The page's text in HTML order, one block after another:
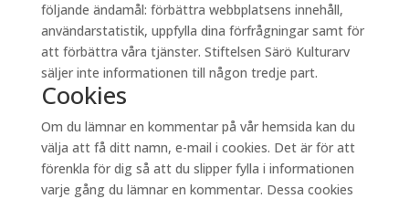
följande ändamål: förbättra webbplatsens innehåll,
användarstatistik, uppfylla dina förfrågningar samt för
att förbättra våra tjänster. Stiftelsen Särö Kulturarv
säljer inte informationen till någon tredje part.
Cookies
Om du lämnar en kommentar på vår hemsida kan du
välja att få ditt namn, e-mail i cookies. Det är för att
förenkla för dig så att du slipper fylla i informationen
varje gång du lämnar en kommentar. Dessa cookies